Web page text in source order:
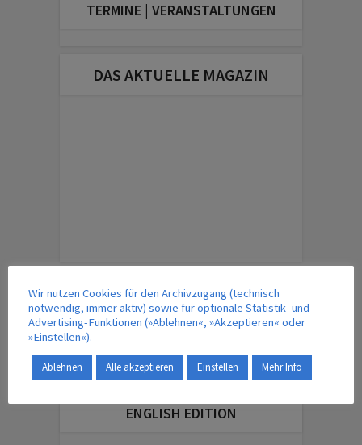
TERMINE | VERANSTALTUNGEN
DAS AKTUELLE MAGAZIN
ÜBERSICHT – MAGAZINBEITRÄGE
IM VERLAG ERSCHEINT AUCH …
ENGLISH EDITION
Wir nutzen Cookies für den Archivzugang (technisch
notwendig, immer aktiv) sowie für optionale Statistik- und
Advertising-Funktionen (»Ablehnen«, »Akzeptieren« oder
»Einstellen«).
Ablehnen Alle akzeptieren Einstellen Mehr Info